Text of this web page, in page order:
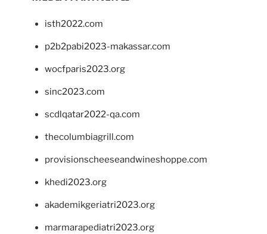
isth2022.com
p2b2pabi2023-makassar.com
wocfparis2023.org
sinc2023.com
scdlqatar2022-qa.com
thecolumbiagrill.com
provisionscheeseandwineshoppe.com
khedi2023.org
akademikgeriatri2023.org
marmarapediatri2023.org